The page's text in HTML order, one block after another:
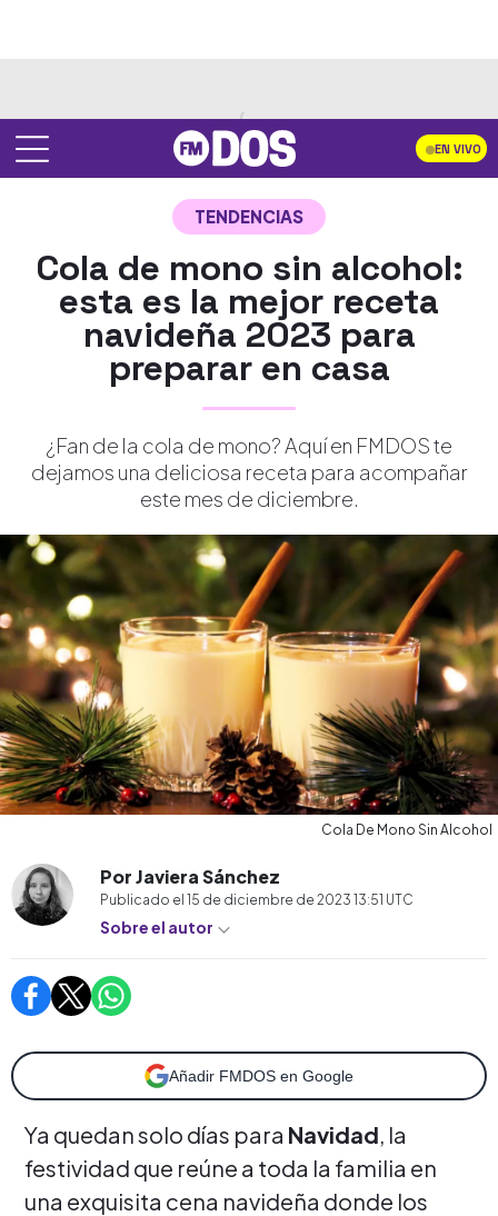
EN VIVO
TENDENCIAS
Cola de mono sin alcohol:
esta es la mejor receta
navideña 2023 para
preparar en casa
¿Fan de la cola de mono? Aquí en FMDOS te
dejamos una deliciosa receta para acompañar
este mes de diciembre.
Cola De Mono Sin Alcohol
Por Javiera Sánchez
Publicado el 15 de diciembre de 2023 13:51 UTC
Sobre el autor
Añadir FMDOS en Google
Ya quedan solo días para Navidad, la
festividad que reúne a toda la familia en
una exquisita cena navideña donde los